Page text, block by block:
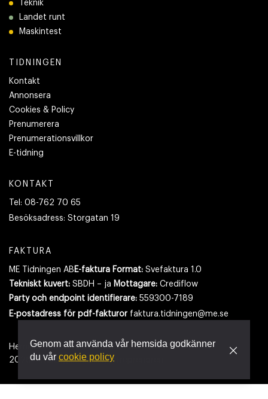
Teknik
Landet runt
Maskintest
TIDNINGEN
Kontakt
Annonsera
Cookies & Policy
Prenumerera
Prenumerationsvillkor
E-tidning
KONTAKT
Tel: 08-762 70 65
Besöksadress: Storgatan 19
FAKTURA
ME Tidningen AB E-faktura Format: Svefaktura 1.0
Tekniskt kuvert: SBDH – ja Mottagare: Crediflow
Party och endpoint identifierare: 559300-7189
E-postadress för pdf-fakturor faktura.tidningen@me.se
Hemsidan använder cookies.Läs mer
2026- Tidningen Maskinentreprenören
Genom att använda vår hemsida godkänner
du vår cookie policy